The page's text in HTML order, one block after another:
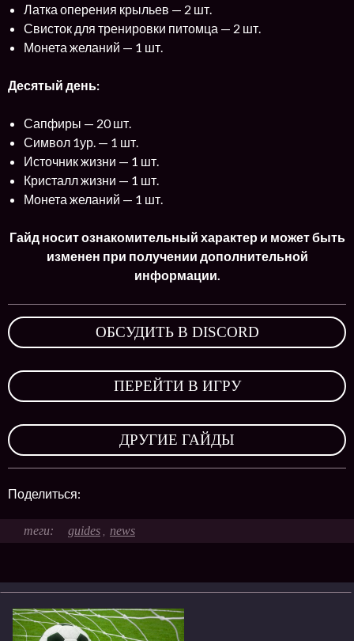
Латка оперения крыльев — 2 шт.
Свисток для тренировки питомца — 2 шт.
Монета желаний — 1 шт.
Десятый день:
Сапфиры — 20 шт.
Символ 1ур. — 1 шт.
Источник жизни — 1 шт.
Кристалл жизни — 1 шт.
Монета желаний — 1 шт.
Гайд носит ознакомительный характер и может быть
изменен при получении дополнительной
информации.
ОБСУДИТЬ В DISCORD
ПЕРЕЙТИ В ИГРУ
ДРУГИЕ ГАЙДЫ
Поделиться:
guides , news